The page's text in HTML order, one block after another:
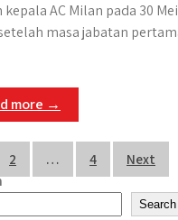
AC Milan pada 30
masa jabatan
more →
2 … 4 Next
Search